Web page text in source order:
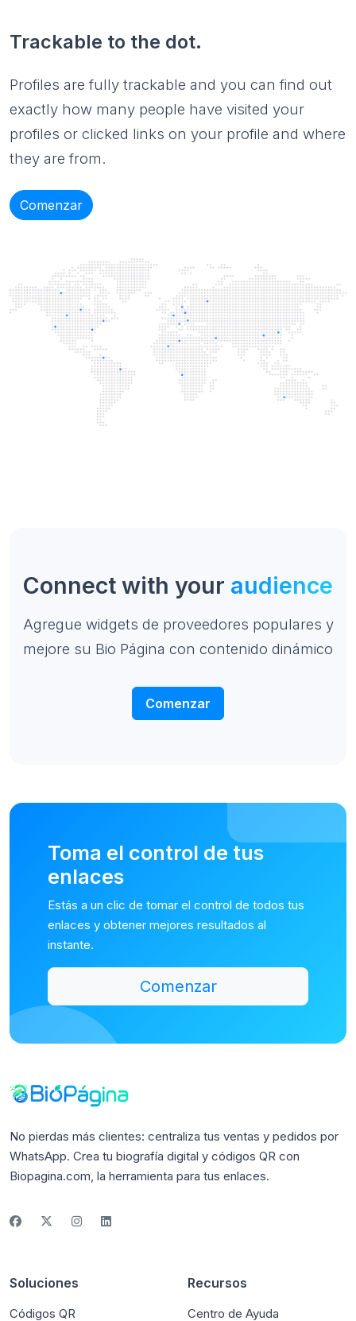
Trackable to the dot.
Profiles are fully trackable and you can find out
exactly how many people have visited your
profiles or clicked links on your profile and where
they are from.
Comenzar
Connect with your audience
Agregue widgets de proveedores populares y
mejore su Bio Página con contenido dinámico
Comenzar
Toma el control de tus
enlaces
Estás a un clic de tomar el control de todos tus
enlaces y obtener mejores resultados al
instante.
Comenzar
No pierdas más clientes: centraliza tus ventas y pedidos por
WhatsApp. Crea tu biografía digital y códigos QR con
Biopagina.com, la herramienta para tus enlaces.
Soluciones
Códigos QR
Recursos
Centro de Ayuda